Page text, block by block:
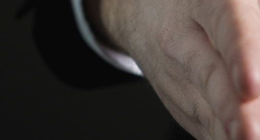
Wil je je verkoopkracht
In deze training laten we je zien hoe
respect verdient en competentie
'Customer Journey' is en waarom
juiste beinvloedingstechnieken
Tenslotte leer